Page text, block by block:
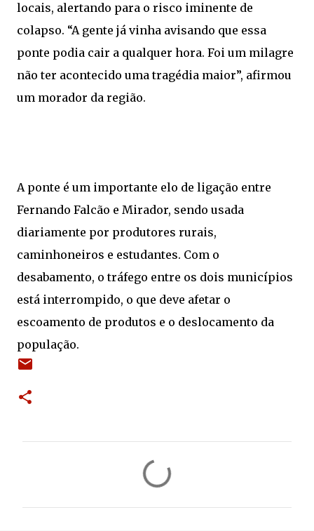
locais, alertando para o risco iminente de
colapso. “A gente já vinha avisando que essa
ponte podia cair a qualquer hora. Foi um milagre
não ter acontecido uma tragédia maior”, afirmou
um morador da região.
A ponte é um importante elo de ligação entre
Fernando Falcão e Mirador, sendo usada
diariamente por produtores rurais,
caminhoneiros e estudantes. Com o
desabamento, o tráfego entre os dois municípios
está interrompido, o que deve afetar o
escoamento de produtos e o deslocamento da
população.